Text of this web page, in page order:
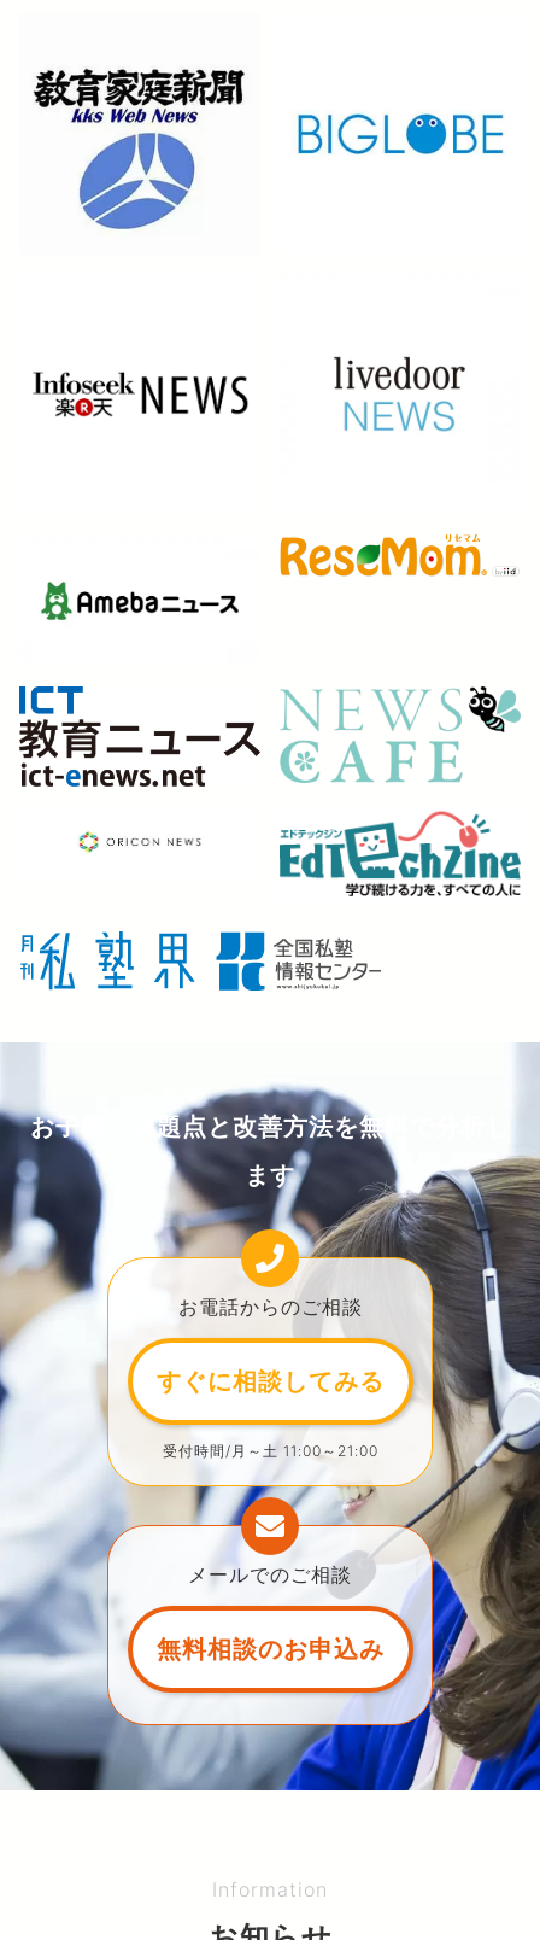
お子様の課題点と改善方法を無料で分析し
ます
お電話からのご相談
すぐに相談してみる
受付時間/月～土 11:00～21:00
メールでのご相談
無料相談のお申込み
Information